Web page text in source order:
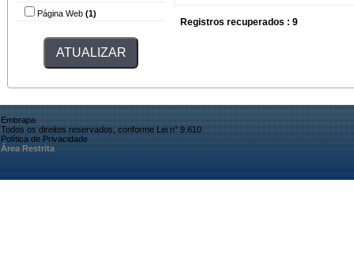
Página Web (1)
Registros recuperados : 9
Embrapa
Todos os direitos reservados, conforme Lei n° 9.610
Política de Privacidade
Área Restrita